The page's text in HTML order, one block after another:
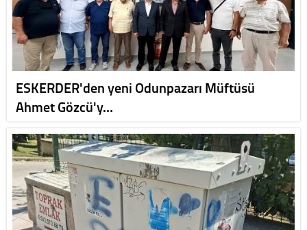
ESKERDER'den yeni Odunpazarı Müftüsü
Ahmet Gözcü'y…